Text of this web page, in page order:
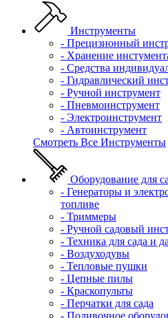
Инструменты
- Прецизионный
- Хранение
- Средства
- Гидравлический
- Ручной инструмент
- Пневмоинструмент
- Электроинструмент
- Автоинструмент
Смотреть Все Инструменты
Оборудование для
- Генераторы и
топливе
- Триммеры
- Ручной садовый
- Техника для сада и
- Воздуходувы
- Тепловые пушки
- Цепные пилы
- Краскопульты
- Перчатки для сада
- Поливочное